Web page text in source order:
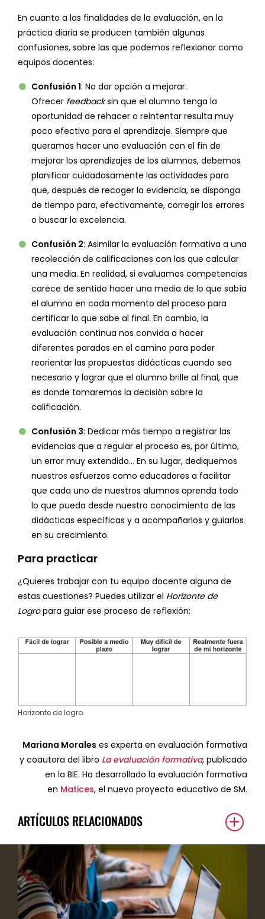
En cuanto a las finalidades de la evaluación, en la
práctica diaria se producen también algunas
confusiones, sobre las que podemos reflexionar como
equipos docentes:
Confusión 1: No dar opción a mejorar.
Ofrecer feedbacksin que el alumno tenga la
oportunidad de rehacer o reintentar resulta muy
poco efectivo para el aprendizaje. Siempre que
queramos hacer una evaluación con el fin de
mejorar los aprendizajes de los alumnos, debemos
planificar cuidadosamente las actividades para
que, después de recoger la evidencia, se disponga
de tiempo para, efectivamente, corregir los errores
o buscar la excelencia.
Confusión 2: Asimilar la evaluación formativa a una
recolección de calificaciones con las que calcular
una media. En realidad, si evaluamos competencias
carece de sentido hacer una media de lo que sabía
el alumno en cada momento del proceso para
certificar lo que sabe al final. En cambio, la
evaluación continua nos convida a hacer
diferentes paradas en el camino para poder
reorientar las propuestas didácticas cuando sea
necesario y lograr que el alumno brille al final, que
es donde tomaremos la decisión sobre la
calificación.
Confusión 3: Dedicar más tiempo a registrar las
evidencias que a regular el proceso es, por último,
un error muy extendido… En su lugar, dediquemos
nuestros esfuerzos como educadores a facilitar
que cada uno de nuestros alumnos aprenda todo
lo que pueda desde nuestro conocimiento de las
didácticas específicas y a acompañarlos y guiarlos
en su crecimiento.
Para practicar
¿Quieres trabajar con tu equipo docente alguna de
estas cuestiones? Puedes utilizar el Horizonte de
Logropara guiar ese proceso de reflexión:
Horizonte de logro.
Mariana Morales es experta en evaluación formativa
y coautora del libro La evaluación formativa, publicado
en la BIE. Ha desarrollado la evaluación formativa
en Matices, el nuevo proyecto educativo de SM.
ARTÍCULOS RELACIONADOS